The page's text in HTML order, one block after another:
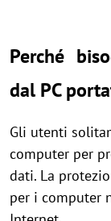
Perché
dal PC
Gli utenti
computer per
dati. La
per i computer